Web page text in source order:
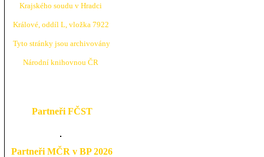
Krajského soudu v Hradci
Králové, oddíl L, vložka 7922
Tyto stránky jsou archivovány
Národní knihovnou ČR
Partneři FČST
Partneři MČR v BP 2026